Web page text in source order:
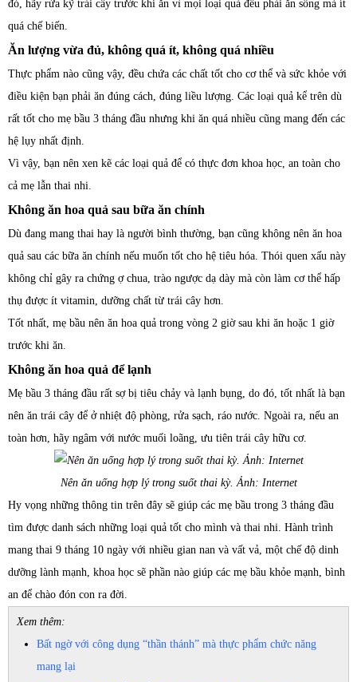
đó, hãy rửa kỹ trái cây trước khi ăn vì mọi loại quả đều phải ăn sống mà ít
quá chế biến.
Ăn lượng vừa đủ, không quá ít, không quá nhiều
Thực phẩm nào cũng vậy, đều chứa các chất tốt cho cơ thể và sức khỏe với
điều kiện bạn phải ăn đúng cách, đúng liều lượng. Các loại quả kể trên dù
rất tốt cho mẹ bầu 3 tháng đầu nhưng khi ăn quá nhiều cũng mang đến các
hệ lụy nhất định.
Vì vậy, bạn nên xen kẽ các loại quả để có thực đơn khoa học, an toàn cho
cả mẹ lẫn thai nhi.
Không ăn hoa quả sau bữa ăn chính
Dù đang mang thai hay là người bình thường, bạn cũng không nên ăn hoa
quả sau các bữa ăn chính nếu muốn tốt cho hệ tiêu hóa. Thói quen xấu này
không chỉ gây ra chứng ợ chua, trào ngược dạ dày mà còn làm cơ thể hấp
thụ được ít vitamin, dưỡng chất từ trái cây hơn.
Tốt nhất, mẹ bầu nên ăn hoa quả trong vòng 2 giờ sau khi ăn hoặc 1 giờ
trước khi ăn.
Không ăn hoa quả để lạnh
Mẹ bầu 3 tháng đầu rất sợ bị tiêu chảy và lạnh bụng, do đó, tốt nhất là bạn
nên ăn trái cây để ở nhiệt độ phòng, rửa sạch, ráo nước. Ngoài ra, nếu an
toàn hơn, hãy ngâm với nước muối loãng, ưu tiên trái cây hữu cơ.
Nên ăn uống hợp lý trong suốt thai kỳ. Ảnh: Internet
Hy vọng những thông tin trên đây sẽ giúp các mẹ bầu trong 3 tháng đầu
tìm được danh sách những loại quả tốt cho mình và thai nhi. Hành trình
mang thai 9 tháng 10 ngày với nhiều gian nan và vất vả, một chế độ dinh
dưỡng lành mạnh, khoa học sẽ phần nào giúp các mẹ bầu khỏe mạnh, bình
an để chào đón con ra đời.
Xem thêm:
Bất ngờ với công dụng “thần thánh” mà thực phẩm chức năng
mang lại